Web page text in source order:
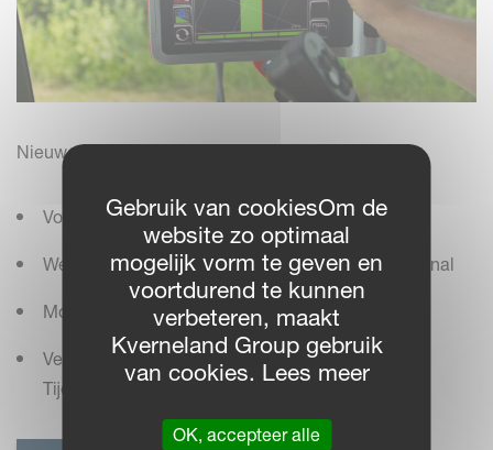
Nieuwe functies met ISOBUS:
Vouwen en ontvouwen met één druk op de knop
Werkbreedte kan worden geregeld vanaf de terminal
Mogelijkheid om de zwadbreedte te sparen
Verschillende kopakker vertragingsfuncties:
Tijd/Afstand / Handmatige vertraging
Gebruik van cookiesOm de
website zo optimaal
mogelijk vorm te geven en
voortdurend te kunnen
verbeteren, maakt
Kverneland Group gebruik
van cookies. Lees meer
OK, accepteer alle